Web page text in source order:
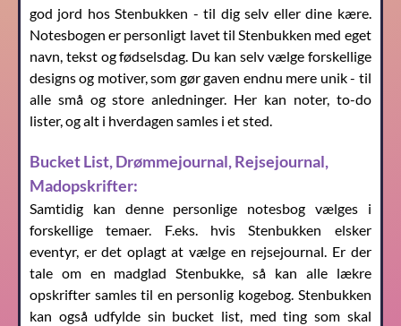
god jord hos Stenbukken - til dig selv eller dine kære.
Notesbogen er personligt lavet til Stenbukken med eget
navn, tekst og fødselsdag. Du kan selv vælge forskellige
designs og motiver, som gør gaven endnu mere unik - til
alle små og store anledninger. Her kan noter, to-do
lister, og alt i hverdagen samles i et sted.
Bucket List, Drømmejournal, Rejsejournal,
Madopskrifter:
Samtidig kan denne personlige notesbog vælges i
forskellige temaer. F.eks. hvis Stenbukken elsker
eventyr, er det oplagt at vælge en rejsejournal. Er der
tale om en madglad Stenbukke, så kan alle lækre
opskrifter samles til en personlig kogebog. Stenbukken
kan også udfylde sin bucket list, med ting som skal